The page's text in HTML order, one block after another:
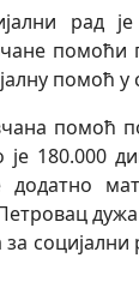
рад
помоћи
помоћ у
помоћ
је 180.000
додатно
дужа
за